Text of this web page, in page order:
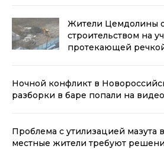
Жители Цемдолины
строительством на
протекающей
Ночной конфликт в
разборки в баре попали на видео
Проблема с утилизацией мазута
местные жители требуют